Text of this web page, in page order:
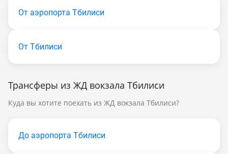
От аэропорта Тбилиси
От Тбилиси
Трансферы из ЖД вокзала Тбилиси
Куда вы хотите поехать из ЖД вокзала Тбилиси?
До аэропорта Тбилиси